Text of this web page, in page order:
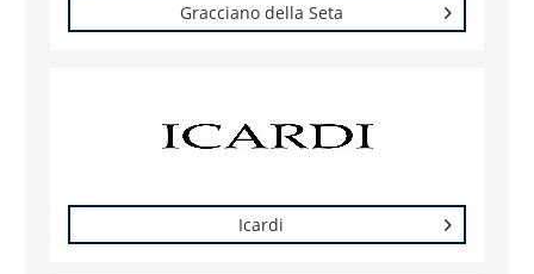
Gracciano della Seta
Icardi